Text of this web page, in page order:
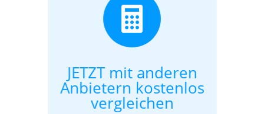

JETZT mit anderen
Anbietern kostenlos
vergleichen